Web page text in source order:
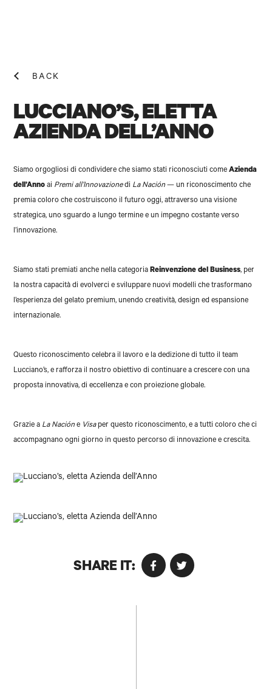
NEWS!
BACK
LUCCIANO’S, ELETTA
AZIENDA DELL’ANNO
Siamo orgogliosi di condividere che siamo stati riconosciuti comeAzienda
dell’Anno ai Premi all’Innovazionedi La Nación — un riconoscimento che
premia coloro che costruiscono il futuro oggi, attraverso una visione
strategica, uno sguardo a lungo termine e un impegno costante verso
l’innovazione.
Siamo stati premiati anche nella categoriaReinvenzione del Business, per
la nostra capacità di evolverci e sviluppare nuovi modelli che trasformano
l’esperienza del gelato premium, unendo creatività, design ed espansione
internazionale.
Questo riconoscimento celebra il lavoro e la dedizione di tutto il team
Lucciano’s, e rafforza il nostro obiettivo di continuare a crescere con una
proposta innovativa, di eccellenza e con proiezione globale.
Grazie a La Nación e Visaper questo riconoscimento, e a tutti coloro che ci
accompagnano ogni giorno in questo percorso di innovazione e crescita.
SHARE IT: